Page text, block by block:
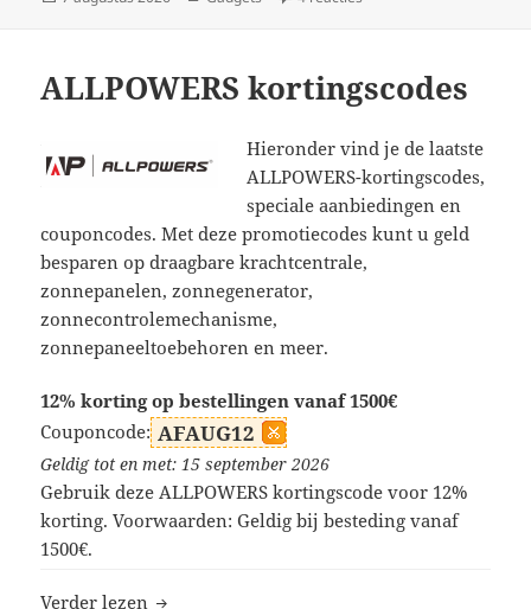
ALLPOWERS kortingscodes
Hieronder vind je de laatste
ALLPOWERS-kortingscodes,
speciale aanbiedingen en
couponcodes. Met deze promotiecodes kunt u geld
besparen op draagbare krachtcentrale,
zonnepanelen, zonnegenerator,
zonnecontrolemechanisme,
zonnepaneeltoebehoren en meer.
12% korting op bestellingen vanaf 1500€
Couponcode: AFAUG12
Geldig tot en met: 15 september 2026
Gebruik deze ALLPOWERS kortingscode voor 12%
korting. Voorwaarden: Geldig bij besteding vanaf
1500€.
Verder lezen ALLPOWERS kortingscodes